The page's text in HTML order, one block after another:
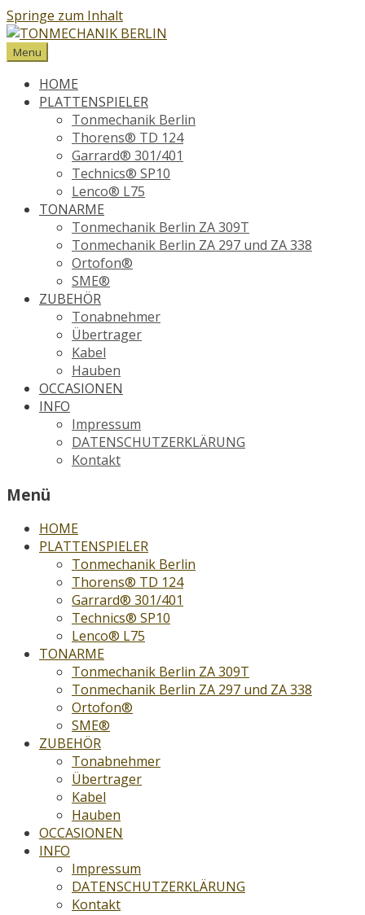
Springe zum Inhalt
Menu
HOME
PLATTENSPIELER
Tonmechanik Berlin
Thorens® TD 124
Garrard® 301/401
Technics® SP10
Lenco® L75
TONARME
Tonmechanik Berlin ZA 309T
Tonmechanik Berlin ZA 297 und ZA 338
Ortofon®
SME®
ZUBEHÖR
Tonabnehmer
Übertrager
Kabel
Hauben
OCCASIONEN
INFO
Impressum
DATENSCHUTZERKLÄRUNG
Kontakt
Menü
HOME
PLATTENSPIELER
Tonmechanik Berlin
Thorens® TD 124
Garrard® 301/401
Technics® SP10
Lenco® L75
TONARME
Tonmechanik Berlin ZA 309T
Tonmechanik Berlin ZA 297 und ZA 338
Ortofon®
SME®
ZUBEHÖR
Tonabnehmer
Übertrager
Kabel
Hauben
OCCASIONEN
INFO
Impressum
DATENSCHUTZERKLÄRUNG
Kontakt